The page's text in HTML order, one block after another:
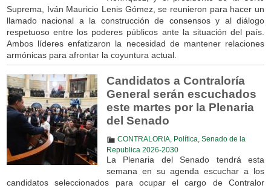
Suprema, Iván Mauricio Lenis Gómez, se reunieron para hacer un
llamado nacional a la construcción de consensos y al diálogo
respetuoso entre los poderes públicos ante la situación del país.
Ambos líderes enfatizaron la necesidad de mantener relaciones
armónicas para afrontar la coyuntura actual.
Candidatos a Contraloría
General serán escuchados
este martes por la Plenaria
del Senado
CONTRALORIA, Política Senado de la
Republica 2026-2030
La Plenaria del Senado tendrá esta
semana en su agenda escuchar a los
candidatos seleccionados para ocupar el cargo de Contralor